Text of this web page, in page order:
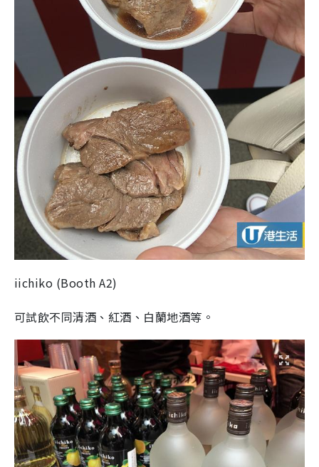
iichiko (Booth A2)
可試飲不同清酒、紅酒、白蘭地酒等。